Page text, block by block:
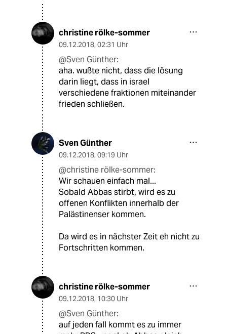
christine rölke-sommer
09.12.2018, 02:31 Uhr
@Sven Günther:
aha. wußte nicht, dass die lösung
darin liegt, dass in israel
verschiedene fraktionen miteinander
frieden schließen.
Sven Günther
09.12.2018, 09:19 Uhr
@christine rölke-sommer:
Wir schauen einfach mal...
Sobald Abbas stirbt, wird es zu
offenen Konflikten innerhalb der
Palästinenser kommen.
Da wird es in nächster Zeit eh nicht zu
Fortschritten kommen.
christine rölke-sommer
09.12.2018, 10:30 Uhr
@Sven Günther:
auf jeden fall kommt es zu immer